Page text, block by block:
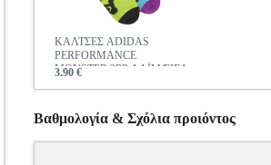
ΚΑΛΤΣΕΣ ADIDAS
PERFORMANCE
MONSTER 2PP ΛΑΪΜ/ΣΙΕΛ
3.90 €
Βαθμολογία & Σχόλια προιόντος